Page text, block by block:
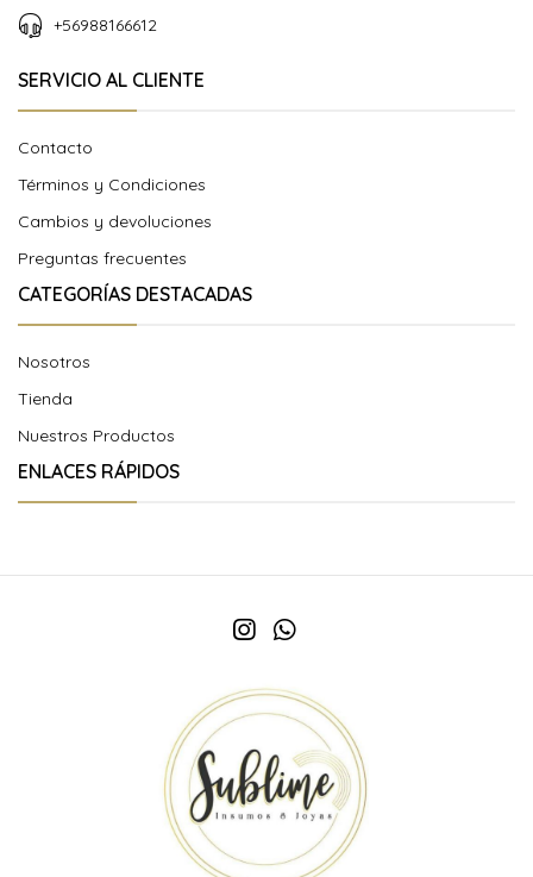
+56988166612
SERVICIO AL CLIENTE
Contacto
Términos y Condiciones
Cambios y devoluciones
Preguntas frecuentes
CATEGORÍAS DESTACADAS
Nosotros
Tienda
Nuestros Productos
ENLACES RÁPIDOS